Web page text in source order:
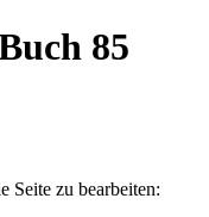
85
Seite zu bearbeiten: